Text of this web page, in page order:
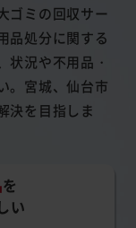
ゴミの回収サー
品処分に関する
状況や不用品・
。宮城、仙台市
決を目指しま
を
い